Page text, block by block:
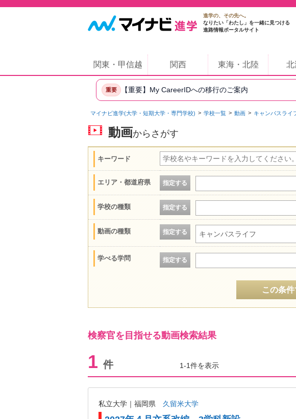
進学の、その先へ。
なりたい「わたし」を一緒に見つける
進路情報ポータルサイト
関東・甲信越 関西 東海・北陸 北
重要 【重要】My CareerIDへの移行のご案内
マイナビ進学(大学・短期大学・専門学校) 学校一覧 動画 キャンパスライ
動画からさがす
キーワード
エリア・都道府県 指定する
学校の種類 指定する
動画の種類 指定する キャンパスライフ
学べる学問 指定する
この条
検察官を目指せる動画検索結果
1 件 1-1件を表示
私立大学｜福岡県 久留米大学